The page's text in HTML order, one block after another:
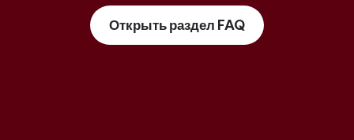
Открыть раздел FAQ